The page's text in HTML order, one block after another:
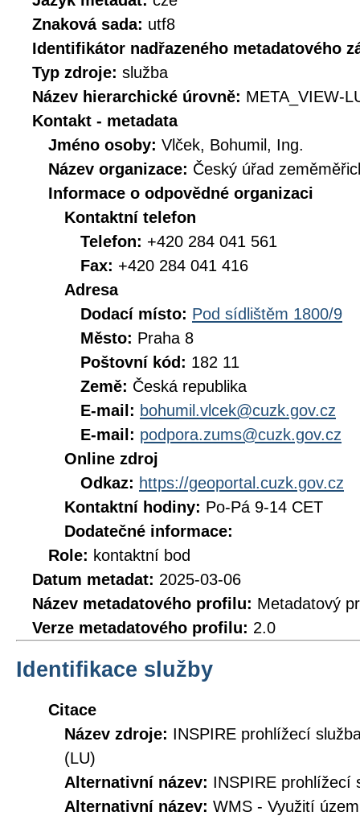
Znaková sada: utf8
Identifikátor nadřazeného metadatového
Typ zdroje: služba
Název hierarchické úrovně: META_VIEW-
Kontakt - metadata
Jméno osoby: Vlček, Bohumil, Ing.
Název organizace: Český úřad
Informace o odpovědné organizaci
Kontaktní telefon
Telefon: +420 284 041 561
Fax: +420 284 041 416
Adresa
Dodací místo: Pod sídlištěm 1800/9
Město: Praha 8
Poštovní kód: 182 11
Země: Česká republika
E-mail: bohumil.vlcek@cuzk.gov.cz
E-mail: podpora.zums@cuzk.gov.cz
Online zdroj
Odkaz: https://geoportal.cuzk.gov.cz
Kontaktní hodiny: Po-Pá 9-14 CET
Dodatečné informace:
Role: kontaktní bod
Datum metadat: 2025-03-06
Název metadatového profilu: Metadatový
Verze metadatového profilu: 2.0
Identifikace služby
Citace
Název zdroje: INSPIRE prohlížecí
(LU)
Alternativní název: INSPIRE prohlížecí
Alternativní název: WMS - Využití